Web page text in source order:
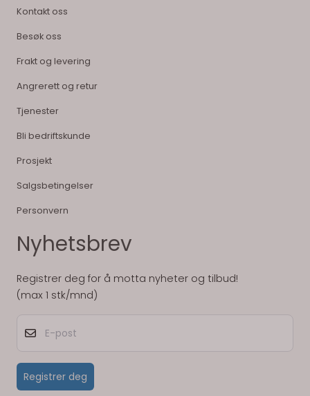
Kontakt oss
Besøk oss
Frakt og levering
Angrerett og retur
Tjenester
Bli bedriftskunde
Prosjekt
Salgsbetingelser
Personvern
Nyhetsbrev
Registrer deg for å motta nyheter og tilbud!
(max 1 stk/mnd)
Registrer deg